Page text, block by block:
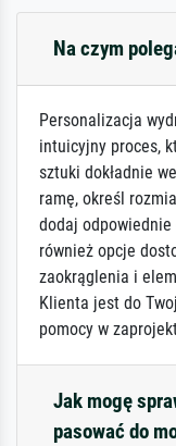
Na czym
Personalizacja
intuicyjny proces,
sztuki dokładnie
ramę, określ
dodaj
również opcje
zaokrąglenia i
Klienta jest do
pomocy w
Jak mogę
pasować do